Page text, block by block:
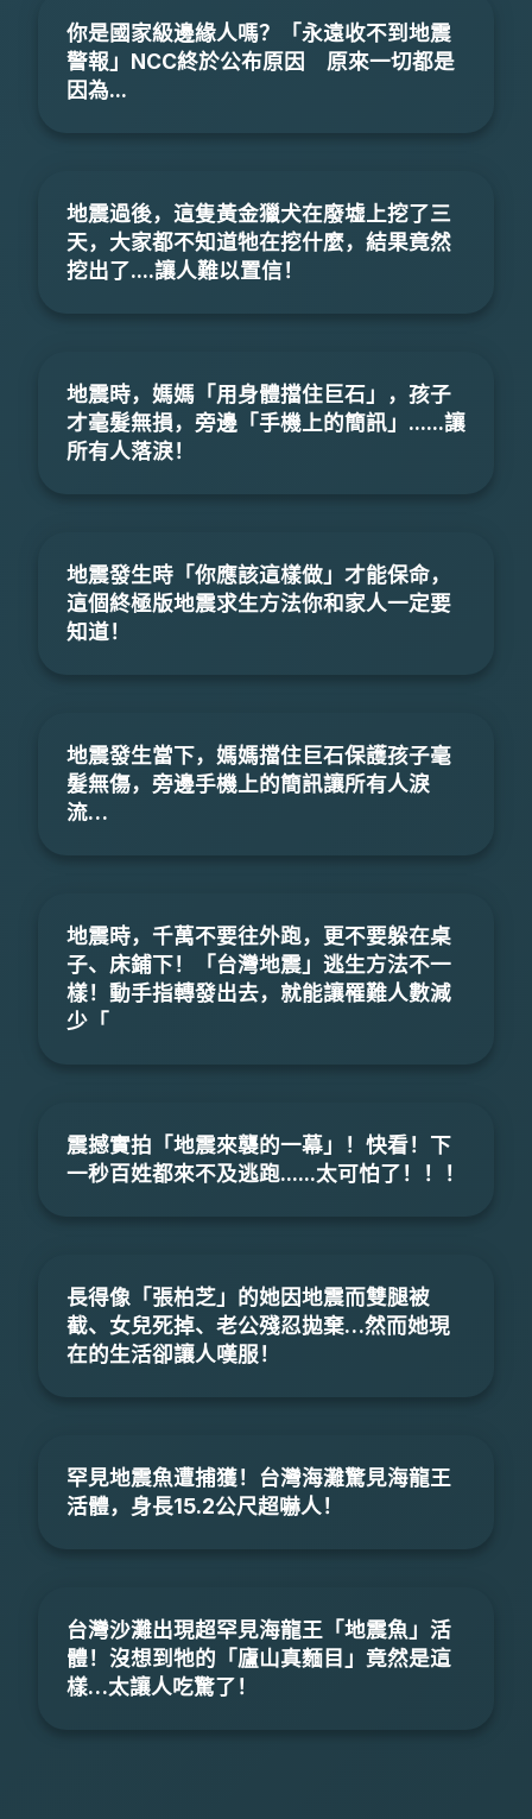
你是國家級邊緣人嗎？「永遠收不到地震
警報」NCC終於公布原因 原來一切都是
因為...
地震過後，這隻黃金獵犬在廢墟上挖了三
天，大家都不知道牠在挖什麼，結果竟然
挖出了....讓人難以置信！
地震時，媽媽「用身體擋住巨石」，孩子
才毫髮無損，旁邊「手機上的簡訊」......讓
所有人落淚！
地震發生時「你應該這樣做」才能保命，
這個終極版地震求生方法你和家人一定要
知道！
地震發生當下，媽媽擋住巨石保護孩子毫
髮無傷，旁邊手機上的簡訊讓所有人淚
流…
地震時，千萬不要往外跑，更不要躲在桌
子、床鋪下！「台灣地震」逃生方法不一
樣！動手指轉發出去，就能讓罹難人數減
少「
震撼實拍「地震來襲的一幕」！快看！下
一秒百姓都來不及逃跑......太可怕了！！！
長得像「張柏芝」的她因地震而雙腿被
截、女兒死掉、老公殘忍拋棄…然而她現
在的生活卻讓人嘆服！
罕見地震魚遭捕獲！台灣海灘驚見海龍王
活體，身長15.2公尺超嚇人！
台灣沙灘出現超罕見海龍王「地震魚」活
體！沒想到牠的「廬山真麵目」竟然是這
樣…太讓人吃驚了！